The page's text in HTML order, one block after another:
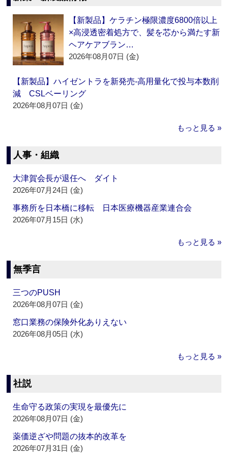
【新製品】ケラチン極限濃度6800倍以上
×高浸透密着処方で、髪を芯から満たす新
ヘアケアブラン…
2026年08月07日 (金)
【新製品】ハイゼントラを新発売‐高用量化で投与本数削
減 CSLベーリング
2026年08月07日 (金)
もっと見る »
人事・組織
大津賀会長が退任へ ダイト
2026年07月24日 (金)
事務所を日本橋に移転 日本医療機器産業連合会
2026年07月15日 (水)
もっと見る »
無季言
三つのPUSH
2026年08月07日 (金)
窓口業務の保険外化ありえない
2026年08月05日 (水)
もっと見る »
社説
生命守る政策の実現を最優先に
2026年08月07日 (金)
薬価逆ざや問題の抜本的改革を
2026年07月31日 (金)